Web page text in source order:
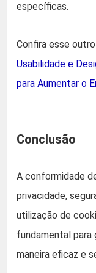
específicas.
Confira esse
Usabilidade e
para Aumentar o
Conclusão
A conformidade
privacidade,
utilização de
fundamental para
maneira eficaz e